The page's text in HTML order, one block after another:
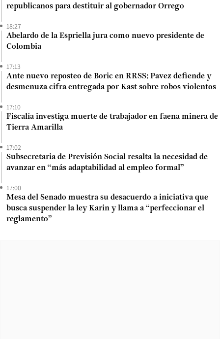
republicanos para destituir al gobernador Orrego
18:27
Abelardo de la Espriella jura como nuevo presidente de
Colombia
17:13
Ante nuevo reposteo de Boric en RRSS: Pavez defiende y
desmenuza cifra entregada por Kast sobre robos violentos
17:10
Fiscalía investiga muerte de trabajador en faena minera de
Tierra Amarilla
17:02
Subsecretaria de Previsión Social resalta la necesidad de
avanzar en “más adaptabilidad al empleo formal”
17:00
Mesa del Senado muestra su desacuerdo a iniciativa que
busca suspender la ley Karin y llama a “perfeccionar el
reglamento”